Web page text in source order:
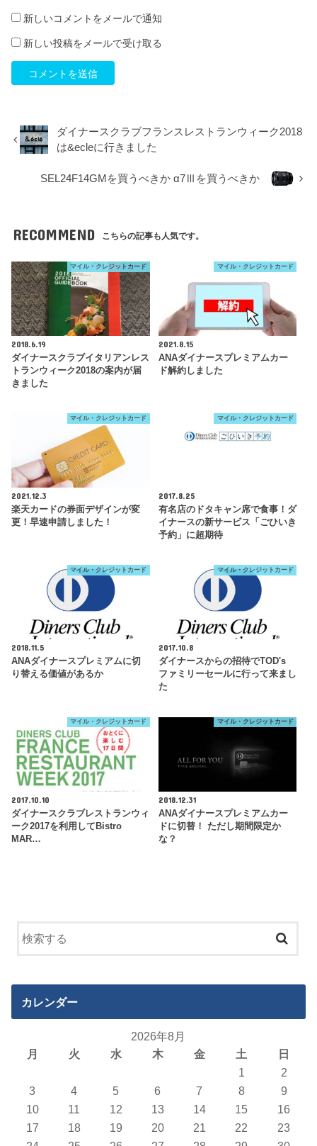
新しいコメントをメールで通知
新しい投稿をメールで受け取る
ダイナースクラブフランスレストランウィーク2018
は&ecleに行きました
SEL24F14GMを買うべきか α7Ⅲを買うべきか
RECOMMEND こちらの記事も人気です。
マイル・クレジットカード
2018.6.19
ダイナースクラブイタリアンレス
トランウィーク2018の案内が届
きました
マイル・クレジットカード
2021.8.15
ANAダイナースプレミアムカー
ド解約しました
マイル・クレジットカード
2021.12.3
楽天カードの券面デザインが変
更！早速申請しました！
マイル・クレジットカード
2017.8.25
有名店のドタキャン席で食事！ダ
イナースの新サービス「ごひいき
予約」に超期待
マイル・クレジットカード
2018.11.5
ANAダイナースプレミアムに切
り替える価値があるか
マイル・クレジットカード
2017.10.8
ダイナースからの招待でTOD's
ファミリーセールに行って来まし
た
マイル・クレジットカード
2017.10.10
ダイナースクラブレストランウィ
ーク2017を利用してBistro
MAR…
マイル・クレジットカード
2018.12.31
ANAダイナースプレミアムカー
ドに切替！ ただし期間限定か
な？
カレンダー
2026年8月
月
火 水 木 金 土
日
1
2
3
4 5 6 7 8
9
10
11 12 13 14 15
16
17
18 19 20 21 22
23